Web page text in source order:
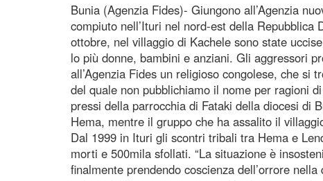
Bunia (Agenzia Fides)- Giungono all’Agenzia
compiuto nell’Ituri nel nord-est della Repubblica
ottobre, nel villaggio di Kachele sono state
lo più donne, bambini e anziani. Gli aggressori
all’Agenzia Fides un religioso congolese, che si
del quale non pubblichiamo il nome per ragioni
pressi della parrocchia di Fataki della diocesi di
Hema, mentre il gruppo che ha assalito il
Dal 1999 in Ituri gli scontri tribali tra Hema e
morti e 500mila sfollati. “La situazione è
finalmente prendendo coscienza dell’orrore